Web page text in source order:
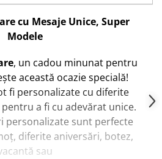
cu Mesaje Unice, Super
Modele
, un cadou minunat pentru
această ocazie specială!
fi personalizate cu diferite
a fi cu adevărat unice.
personalizate sunt perfecte
diferite aniversări, botez,
sau